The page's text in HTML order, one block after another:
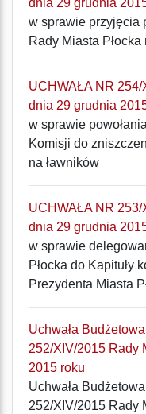
dnia 29 grudnia
w sprawie przyjęcia
Rady Miasta
UCHWAŁA NR 254/
dnia 29 grudnia
w sprawie
Komisji do
na ławników
UCHWAŁA NR 253/
dnia 29 grudnia
w sprawie
Płocka do Kapituły
Prezydenta Miasta
Uchwała
252/XIV/2015 Rady
2015 roku
Uchwała
252/XIV/2015 Rady